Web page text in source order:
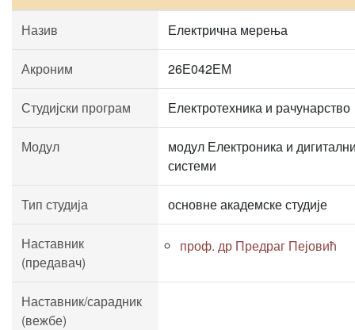
Назив Електрична мерења
Акроним 26Е042ЕМ
Студијски програм Електротехника и рачунарство
Модул
модул Електроника и
системи
Тип студија основне академске студије
Наставник
(предавач)
проф. др Предраг Пејовић
Наставник/сарадник
(вежбе)